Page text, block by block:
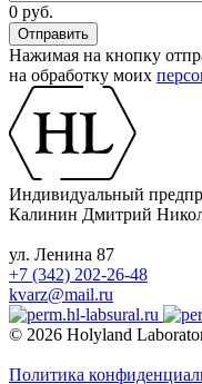
0 руб.
Нажимая на кнопку
на обработку моих
Индивидуальный
Калинин Дмитрий
ул. Ленина 87
+7 (342) 202-26-48
kvarz@mail.ru
© 2026 Holyland
Политика